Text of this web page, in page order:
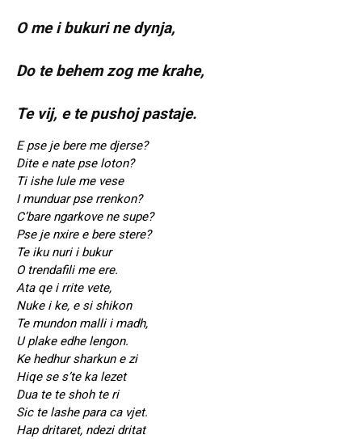
O me i bukuri ne dynja,
Do te behem zog me krahe,
Te vij, e te pushoj pastaje.
E pse je bere me djerse?
Dite e nate pse loton?
Ti ishe lule me vese
I munduar pse rrenkon?
C’bare ngarkove ne supe?
Pse je nxire e bere stere?
Te iku nuri i bukur
O trendafili me ere.
Ata qe i rrite vete,
Nuke i ke, e si shikon
Te mundon malli i madh,
U plake edhe lengon.
Ke hedhur sharkun e zi
Hiqe se s’te ka lezet
Dua te te shoh te ri
Sic te lashe para ca vjet.
Hap dritaret, ndezi dritat